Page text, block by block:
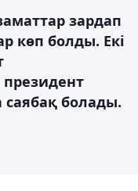
зардап
көп болды. Екі
болады.